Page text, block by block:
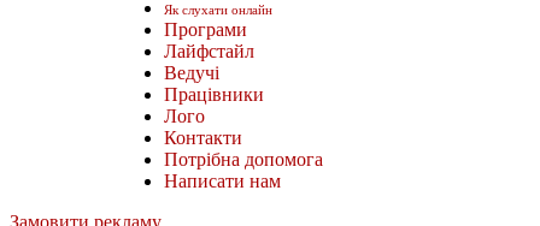
Як слухати онлайн
Програми
Лайфстайл
Ведучі
Працівники
Лого
Контакти
Потрібна допомога
Написати нам
Замовити рекламу